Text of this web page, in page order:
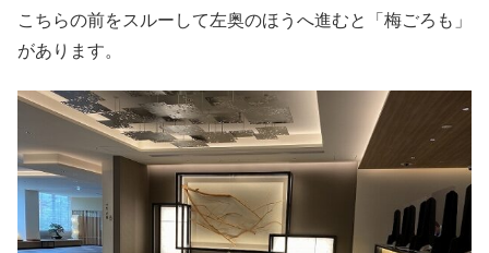
こちらの前をスルーして左奥のほうへ進むと「梅ごろも」
があります。